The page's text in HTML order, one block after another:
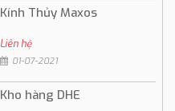
Kính Thủy Maxos
Liên hệ
01-07-2021
Kho hàng DHE